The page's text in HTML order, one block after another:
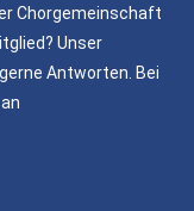
Chorgemeinschaft
Unser
Antworten. Bei